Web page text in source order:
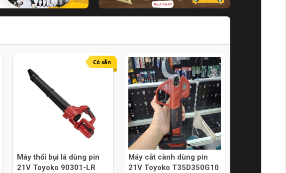
Có sẵn
Máy thổi bụi lá dùng pin
21V Toyoko 90301-LR
Máy cắt cành dùng pin
21V Toyoko T35D350G10